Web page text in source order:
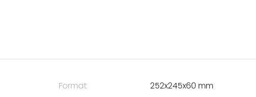
Format
252x245x60 mm